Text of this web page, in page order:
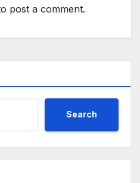
post a comment.
Search